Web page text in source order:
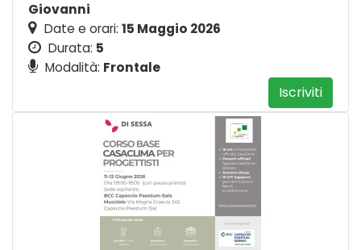
Giovanni
Date e orari: 15 Maggio 2026
Durata: 5
Modalità: Frontale
Iscriviti